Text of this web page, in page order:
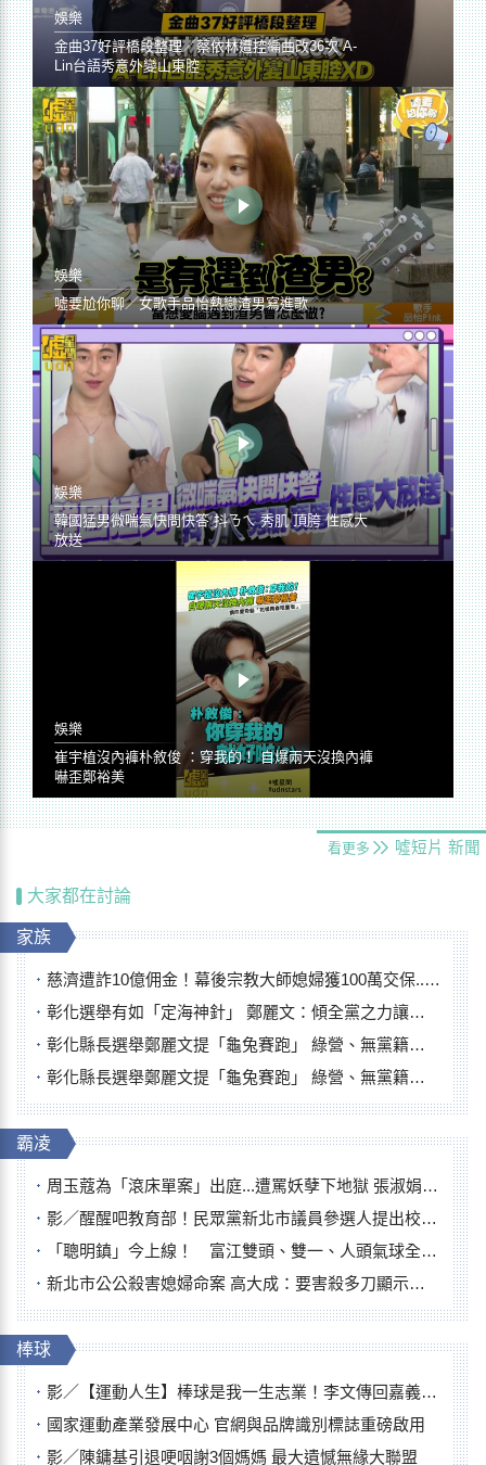
娛樂
金曲37好評橋段整理／蔡依林遭控編曲改36次 A-
Lin台語秀意外變山東腔
娛樂
噓要尬你聊／女歌手品怡熱戀渣男寫進歌
娛樂
韓國猛男微喘氣快問快答 抖ㄋㄟ 秀肌 頂胯 性感大
放送
娛樂
崔宇植沒內褲朴敘俊 ：穿我的！ 自爆兩天沒換內褲
嚇歪鄭裕美
看更多 噓短片 新聞
大家都在討論
家族
慈濟遭詐10億佣金！幕後宗教大師媳婦獲100萬交保...快步奔離不發一語
彰化選舉有如「定海神針」 鄭麗文：傾全黨之力讓彰化贏
彰化縣長選舉鄭麗文提「龜兔賽跑」 綠營、無黨籍忙否認是烏龜
彰化縣長選舉鄭麗文提「龜兔賽跑」 綠營、無黨籍忙否認是烏龜
霸凌
周玉蔻為「滾床單案」出庭...遭罵妖孽下地獄 張淑娟批：舌頭殺人有罪
影／醒醒吧教育部！民眾黨新北市議員參選人提出校園反毒防線升級政見
「聰明鎮」今上線！ 富江雙頭、雙一、人頭氣球全登場
新北市公公殺害媳婦命案 高大成：要害殺多刀顯示怨恨深
棒球
影／【運動人生】棒球是我一生志業！李文傳回嘉義扎根點亮KANO精神
國家運動產業發展中心 官網與品牌識別標誌重磅啟用
影／陳鏞基引退哽咽謝3個媽媽 最大遺憾無緣大聯盟